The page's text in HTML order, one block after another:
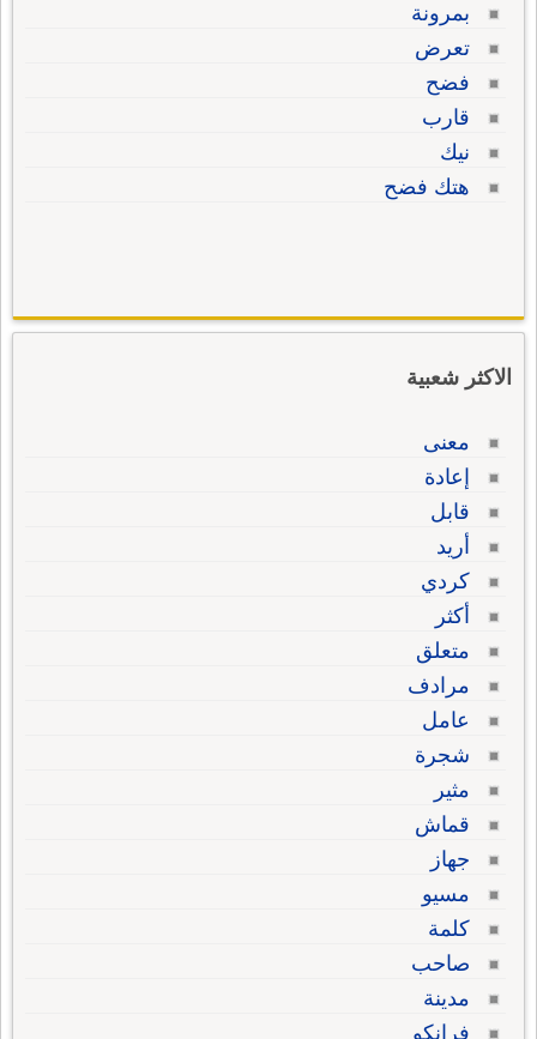
بمرونة
تعرض
فضح
قارب
نيك
هتك فضح
الاكثر شعبية
معنى
إعادة
قابل
أريد
كردي
أكثر
متعلق
مرادف
عامل
شجرة
مثير
قماش
جهاز
مسيو
كلمة
صاحب
مدينة
فرانكو